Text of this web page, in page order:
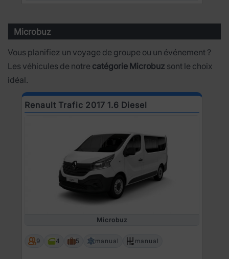
Microbuz
Vous planifiez un voyage de groupe ou un événement ?
Les véhicules de notre catégorie Microbuz sont le choix
idéal.
Renault Trafic 2017 1.6 Diesel
Microbuz
9 4 5 manual manual